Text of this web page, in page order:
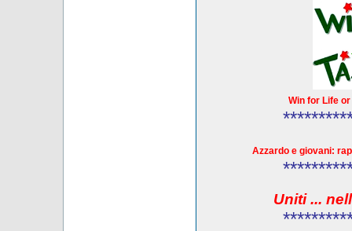
Win for Life or
Azzardo e giovani:
Uniti ...